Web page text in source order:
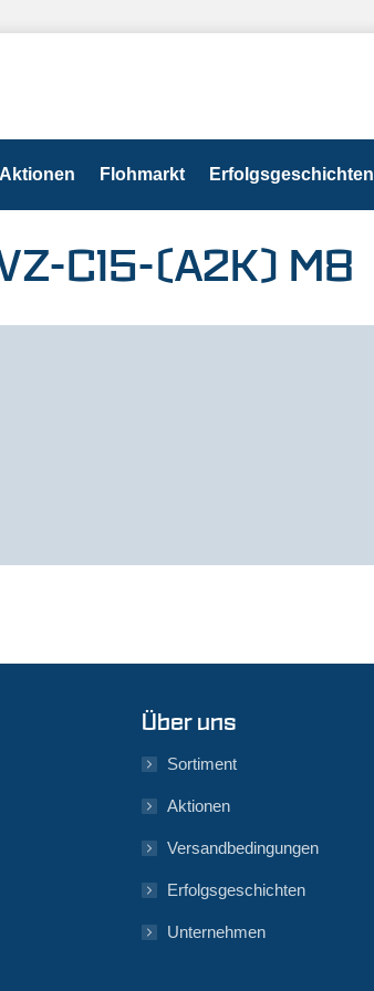
Aktionen Flohmarkt Erfolgsgeschichten
C15-(A2K) M8
Über uns
Sortiment
Aktionen
Versandbedingungen
Erfolgsgeschichten
Unternehmen